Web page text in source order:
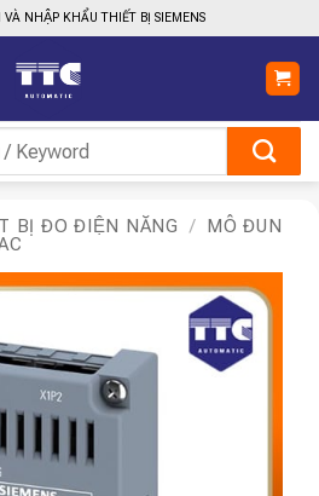
NHẬP KHẨU THIẾT BỊ SIEMENS
BỊ ĐO ĐIỆN NĂNG / MÔ ĐUN